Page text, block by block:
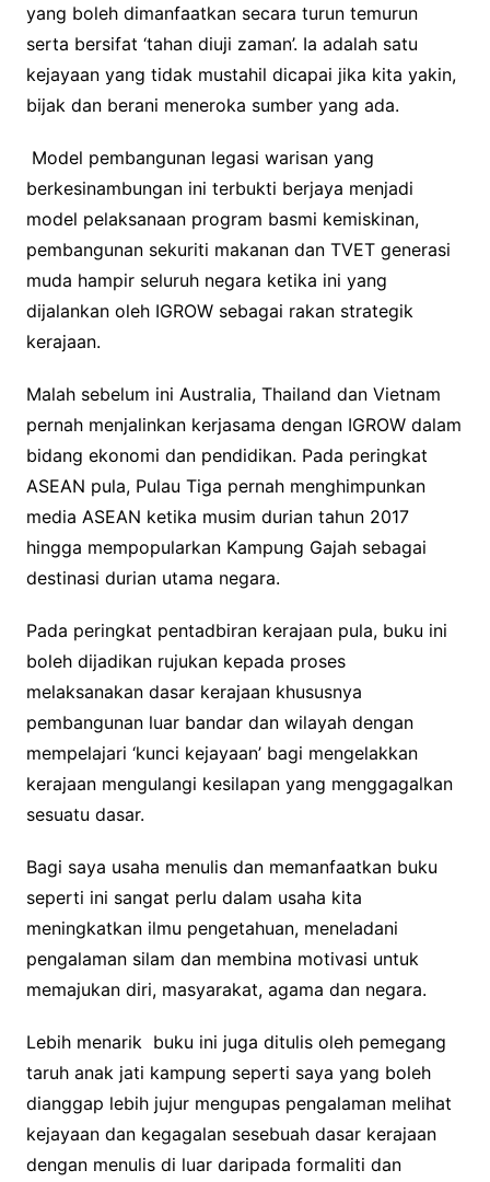
yang boleh dimanfaatkan secara turun temurun
serta bersifat ‘tahan diuji zaman’. Ia adalah satu
kejayaan yang tidak mustahil dicapai jika kita yakin,
bijak dan berani meneroka sumber yang ada.
Model pembangunan legasi warisan yang
berkesinambungan ini terbukti berjaya menjadi
model pelaksanaan program basmi kemiskinan,
pembangunan sekuriti makanan dan TVET generasi
muda hampir seluruh negara ketika ini yang
dijalankan oleh IGROW sebagai rakan strategik
kerajaan.
Malah sebelum ini Australia, Thailand dan Vietnam
pernah menjalinkan kerjasama dengan IGROW dalam
bidang ekonomi dan pendidikan. Pada peringkat
ASEAN pula, Pulau Tiga pernah menghimpunkan
media ASEAN ketika musim durian tahun 2017
hingga mempopularkan Kampung Gajah sebagai
destinasi durian utama negara.
Pada peringkat pentadbiran kerajaan pula, buku ini
boleh dijadikan rujukan kepada proses
melaksanakan dasar kerajaan khususnya
pembangunan luar bandar dan wilayah dengan
mempelajari ‘kunci kejayaan’ bagi mengelakkan
kerajaan mengulangi kesilapan yang menggagalkan
sesuatu dasar.
Bagi saya usaha menulis dan memanfaatkan buku
seperti ini sangat perlu dalam usaha kita
meningkatkan ilmu pengetahuan, meneladani
pengalaman silam dan membina motivasi untuk
memajukan diri, masyarakat, agama dan negara.
Lebih menarik buku ini juga ditulis oleh pemegang
taruh anak jati kampung seperti saya yang boleh
dianggap lebih jujur mengupas pengalaman melihat
kejayaan dan kegagalan sesebuah dasar kerajaan
dengan menulis di luar daripada formaliti dan